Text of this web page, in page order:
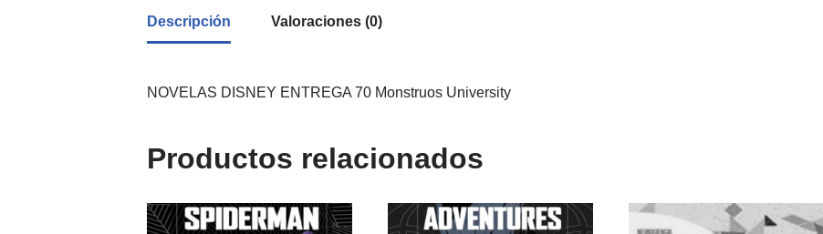
Descripción Valoraciones (0)
NOVELAS DISNEY ENTREGA 70 Monstruos University
Productos relacionados